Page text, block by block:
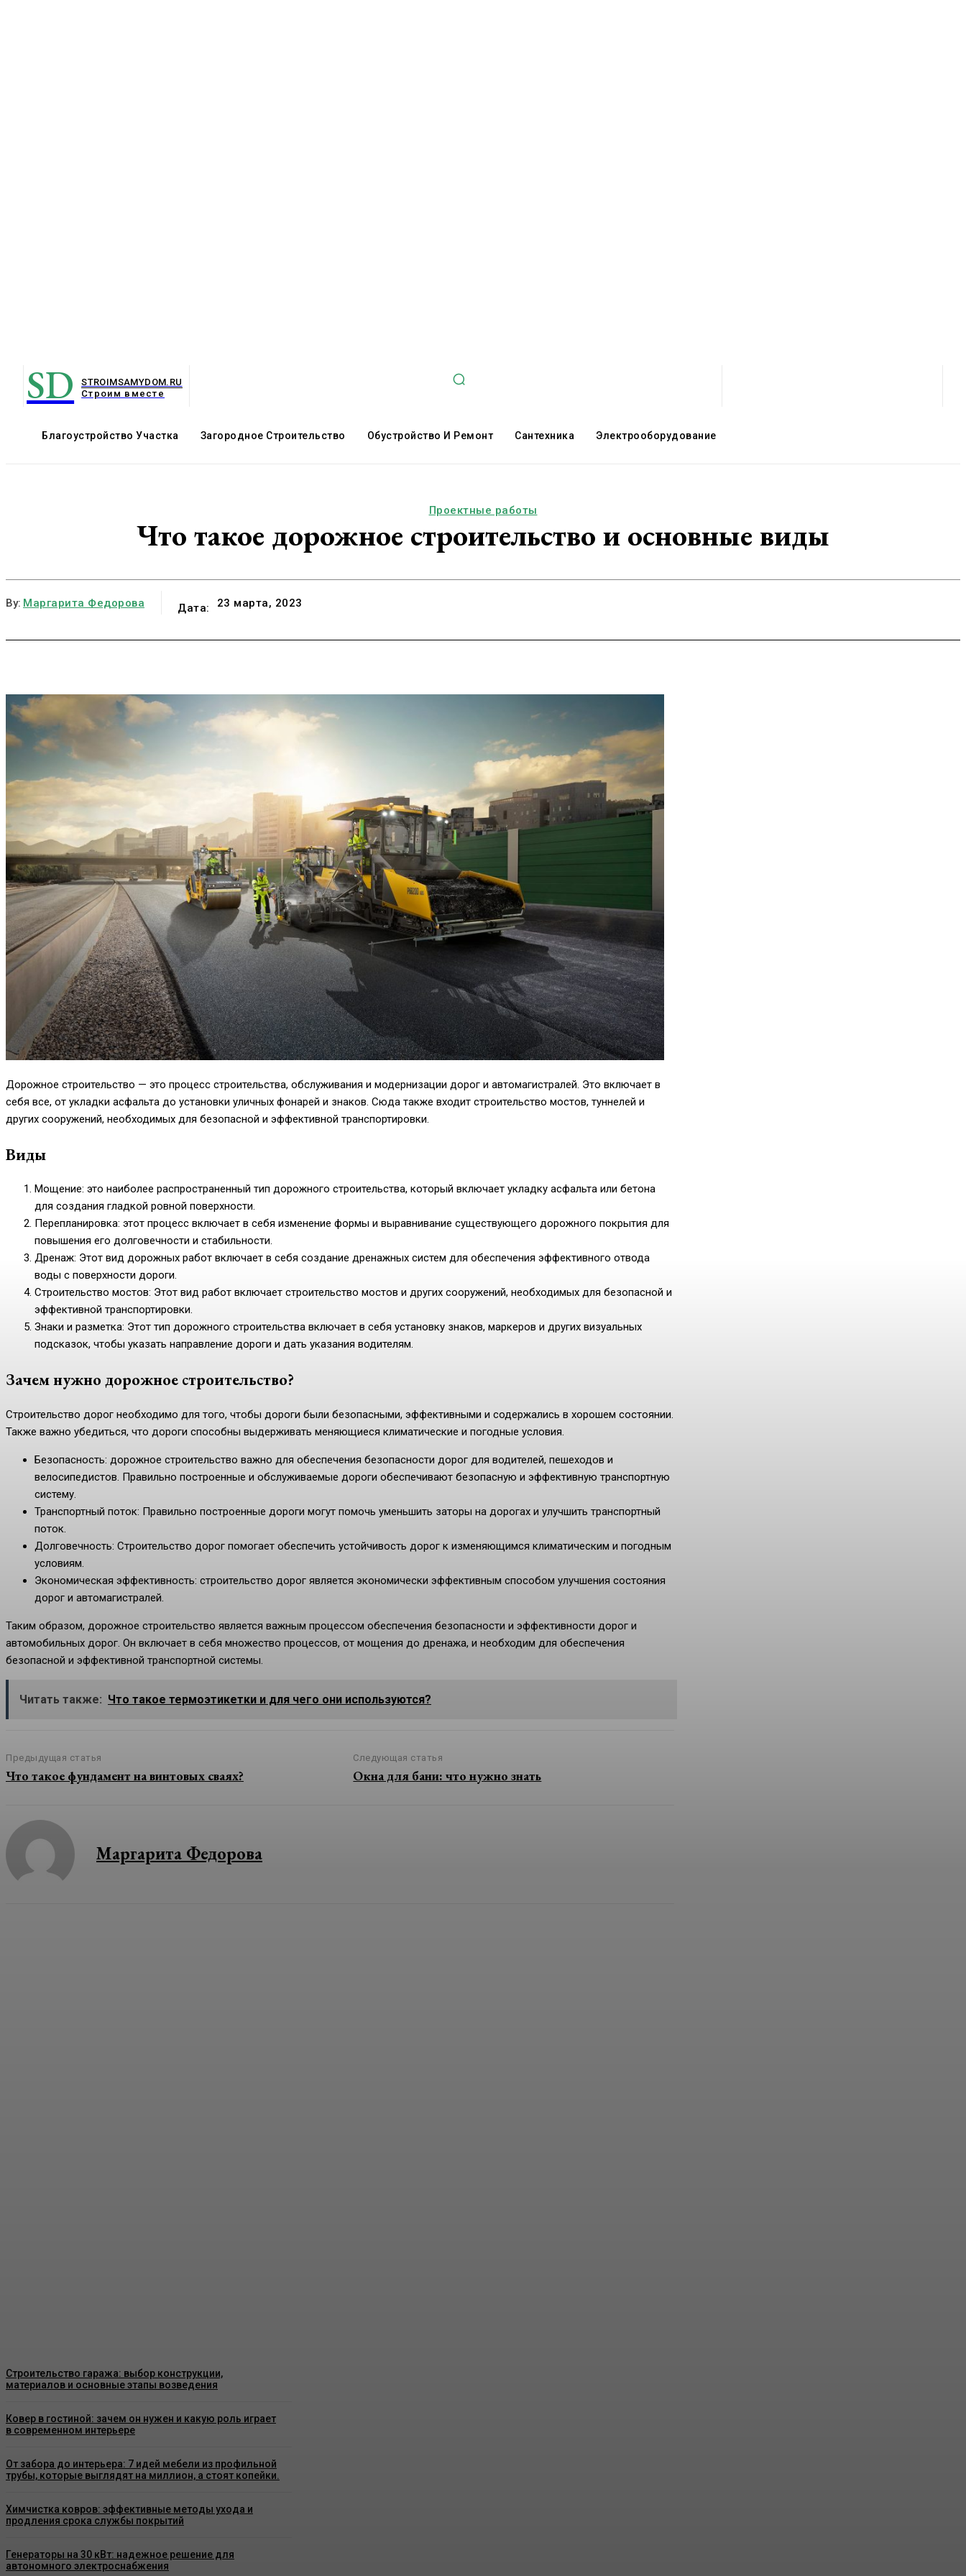
SD
STROIMSAMYDOM.RU
Строим вместе
Благоустройство Участка Загородное Строительство Обустройство И Ремонт Сантехника Электрооборудование
Проектные работы
Что такое дорожное строительство и основные виды
By: Маргарита Федорова Дата: 23 марта, 2023
Дорожное строительство — это процесс строительства, обслуживания и модернизации дорог и автомагистралей. Это включает в
себя все, от укладки асфальта до установки уличных фонарей и знаков. Сюда также входит строительство мостов, туннелей и
других сооружений, необходимых для безопасной и эффективной транспортировки.
Виды
Мощение: это наиболее распространенный тип дорожного строительства, который включает укладку асфальта или бетона
для создания гладкой ровной поверхности.
Перепланировка: этот процесс включает в себя изменение формы и выравнивание существующего дорожного покрытия для
повышения его долговечности и стабильности.
Дренаж: Этот вид дорожных работ включает в себя создание дренажных систем для обеспечения эффективного отвода
воды с поверхности дороги.
Строительство мостов: Этот вид работ включает строительство мостов и других сооружений, необходимых для безопасной и
эффективной транспортировки.
Знаки и разметка: Этот тип дорожного строительства включает в себя установку знаков, маркеров и других визуальных
подсказок, чтобы указать направление дороги и дать указания водителям.
Зачем нужно дорожное строительство?
Строительство дорог необходимо для того, чтобы дороги были безопасными, эффективными и содержались в хорошем состоянии.
Также важно убедиться, что дороги способны выдерживать меняющиеся климатические и погодные условия.
Безопасность: дорожное строительство важно для обеспечения безопасности дорог для водителей, пешеходов и
велосипедистов. Правильно построенные и обслуживаемые дороги обеспечивают безопасную и эффективную транспортную
систему.
Транспортный поток: Правильно построенные дороги могут помочь уменьшить заторы на дорогах и улучшить транспортный
поток.
Долговечность: Строительство дорог помогает обеспечить устойчивость дорог к изменяющимся климатическим и погодным
условиям.
Экономическая эффективность: строительство дорог является экономически эффективным способом улучшения состояния
дорог и автомагистралей.
Таким образом, дорожное строительство является важным процессом обеспечения безопасности и эффективности дорог и
автомобильных дорог. Он включает в себя множество процессов, от мощения до дренажа, и необходим для обеспечения
безопасной и эффективной транспортной системы.
Читать также: Что такое термоэтикетки и для чего они используются?
Предыдущая статья
Что такое фундамент на винтовых сваях?
Следующая статья
Окна для бани: что нужно знать
Маргарита Федорова
Строительство гаража: выбор конструкции,
материалов и основные этапы возведения
Ковер в гостиной: зачем он нужен и какую роль играет
в современном интерьере
От забора до интерьера: 7 идей мебели из профильной
трубы, которые выглядят на миллион, а стоят копейки.
Химчистка ковров: эффективные методы ухода и
продления срока службы покрытий
Генераторы на 30 кВт: надежное решение для
автономного электроснабжения